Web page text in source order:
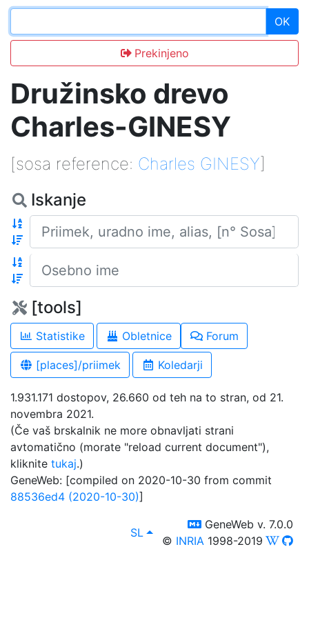
OK
Prekinjeno
Družinsko drevo
Charles-GINESY
[sosa reference: Charles GINESY
Iskanje
Priimek
[tools]
Statistike Obletnice Forum
[places]/priimek Koledarji
1.931.171 dostopov, 26.660 od teh na to stran, od 21.
novembra 2021.
(Če vaš brskalnik ne more obnavljati strani
avtomatično (morate "reload current document"),
kliknite tukaj.)
GeneWeb: [compiled on 2020-10-30 from commit
88536ed4 (2020-10-30)]
lang
SL , Lahko izberete drug jezik:
switch to templm
GeneWeb v. 7.0.0
© INRIA 1998-2019